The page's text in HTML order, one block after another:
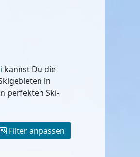
kannst Du die
in
perfekten Ski-
Filter anpassen